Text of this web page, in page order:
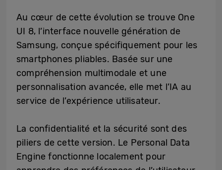
Au cœur de cette évolution se trouve One
UI 8, l’interface nouvelle génération de
Samsung, conçue spécifiquement pour les
smartphones pliables. Basée sur une
compréhension multimodale et une
personnalisation avancée, elle met l’IA au
service de l’expérience utilisateur.
La confidentialité et la sécurité sont des
piliers de cette version. Le Personal Data
Engine fonctionne localement pour